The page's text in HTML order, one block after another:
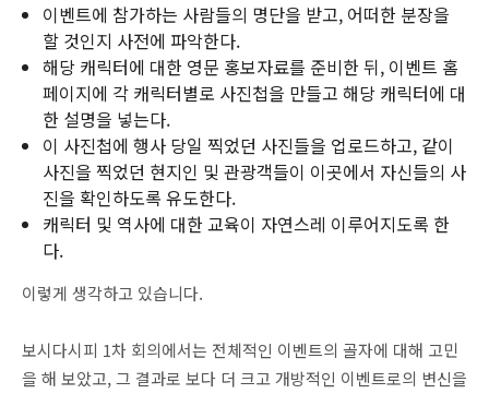
이벤트에 참가하는 사람들의 명단을 받고, 어떠한 분장을
할 것인지 사전에 파악한다.
해당 캐릭터에 대한 영문 홍보자료를 준비한 뒤, 이벤트 홈
페이지에 각 캐릭터별로 사진첩을 만들고 해당 캐릭터에 대
한 설명을 넣는다.
이 사진첩에 행사 당일 찍었던 사진들을 업로드하고, 같이
사진을 찍었던 현지인 및 관광객들이 이곳에서 자신들의 사
진을 확인하도록 유도한다.
캐릭터 및 역사에 대한 교육이 자연스레 이루어지도록 한
다.
이렇게 생각하고 있습니다.
보시다시피 1차 회의에서는 전체적인 이벤트의 골자에 대해 고민
을 해 보았고, 그 결과로 보다 더 크고 개방적인 이벤트로의 변신을